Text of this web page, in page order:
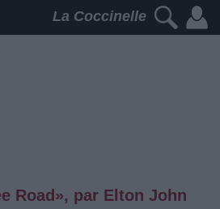
La Coccinelle
Road», par Elton John